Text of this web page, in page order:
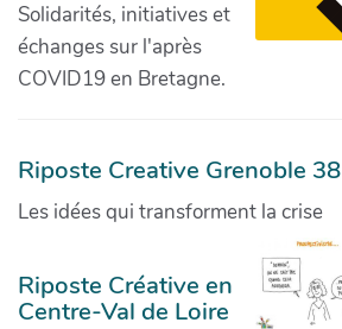
Solidarités, initiatives et
échanges sur l'après
COVID19 en Bretagne.
Riposte Creative Grenoble 38
Les idées qui transforment la crise
Riposte Créative en
Centre-Val de Loire